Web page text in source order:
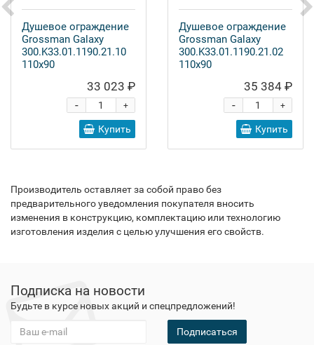
Душевое ограждение
Grossman Galaxy
300.K33.01.1190.21.10
110x90
33 023 ₽
+
-
Купить
Душевое ограждение
Grossman Galaxy
300.K33.01.1190.21.02
110x90
35 384 ₽
+
-
Купить
Производитель оставляет за собой право без
предварительного уведомления покупателя вносить
изменения в конструкцию, комплектацию или технологию
изготовления изделия с целью улучшения его свойств.
Подписка на новости
Будьте в курсе новых акций и спецпредложений!
Подписаться